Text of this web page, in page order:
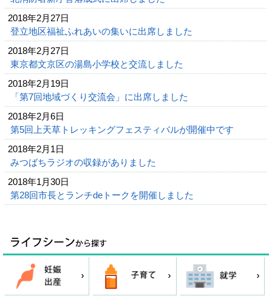
2018年2月27日
登立地区福祉ふれあいの集いに出席しました
2018年2月27日
東京都文京区の湯島小学校と交流しました
2018年2月19日
「第7回地域づくり交流会」に出席しました
2018年2月6日
第5回上天草トレッキングフェスティバルが開催中です
2018年2月1日
みつばちラジオの収録がありました
2018年1月30日
第28回市長とランチdeトークを開催しました